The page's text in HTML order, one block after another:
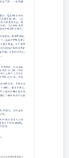
油价下跌。
：Z0011152从业
邮箱：
（1）恒力大连250
停后重启中，三房
。（2）本周
来看聚酯负荷震荡
区聚酯负荷在
吨，中国PX价格
PTA现货加工费
强煤弱。供需方
源250万吨装置恢
负荷上调至
要为切片瓶片装
看聚酯负荷有所下